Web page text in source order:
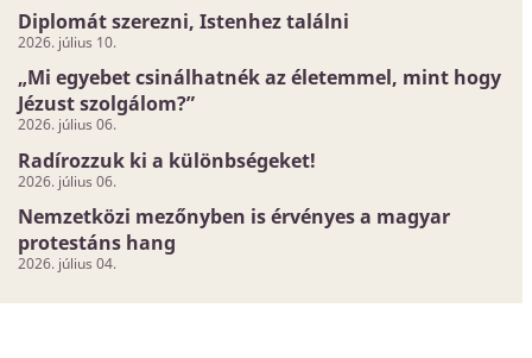
Diplomát szerezni, Istenhez találni
2026. július 10.
„Mi egyebet csinálhatnék az életemmel, mint hogy
Jézust szolgálom?”
2026. július 06.
Radírozzuk ki a különbségeket!
2026. július 06.
Nemzetközi mezőnyben is érvényes a magyar
protestáns hang
2026. július 04.